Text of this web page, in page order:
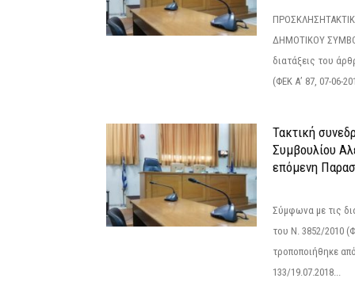
ΔΗΜΟΤΙΚΟΥ
διατάξεις του
(ΦΕΚ Α’ 87, 07-06-
Τακτική
Συμβουλίου
επόμενη
Σύμφωνα με τις
του Ν. 3852/2010
τροποποιήθηκε
133/19.07.2018...